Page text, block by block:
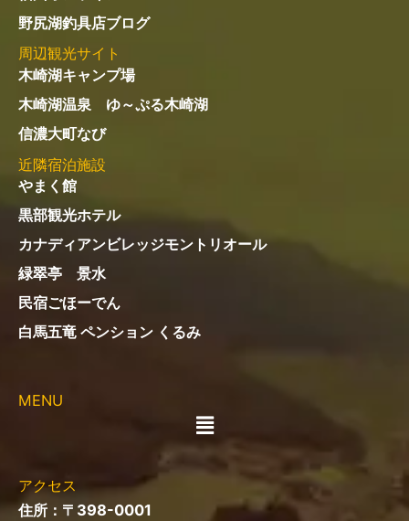
野尻湖釣具店ブログ
周辺観光サイト
木崎湖キャンプ場
木崎湖温泉 ゆ～ぷる木崎湖
信濃大町なび
近隣宿泊施設
やまく館
黒部観光ホテル
カナディアンビレッジモントリオール
緑翠亭 景水
民宿ごほーでん
白馬五竜 ペンション くるみ
MENU
メ
ニ
ー
アクセス
住所：〒398-0001